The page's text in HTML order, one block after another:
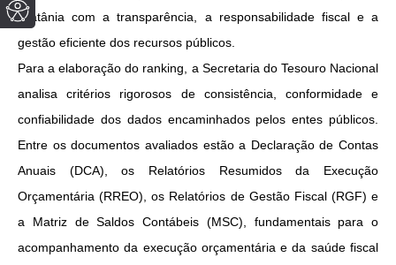
Pratânia com a transparência, a responsabilidade fiscal e a
gestão eficiente dos recursos públicos.
Para a elaboração do ranking, a Secretaria do Tesouro Nacional
analisa critérios rigorosos de consistência, conformidade e
confiabilidade dos dados encaminhados pelos entes públicos.
Entre os documentos avaliados estão a Declaração de Contas
Anuais (DCA), os Relatórios Resumidos da Execução
Orçamentária (RREO), os Relatórios de Gestão Fiscal (RGF) e
a Matriz de Saldos Contábeis (MSC), fundamentais para o
acompanhamento da execução orçamentária e da saúde fiscal